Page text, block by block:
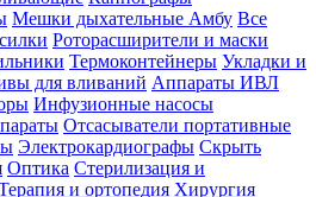
Мешки дыхательные Амбу Все
Роторасширители и маски
Термоконтейнеры Укладки и
для вливаний Аппараты ИВЛ
Инфузионные насосы
Отсасыватели портативные
Электрокардиографы Скрыть
Оптика Стерилизация и
и ортопедия Хирургия